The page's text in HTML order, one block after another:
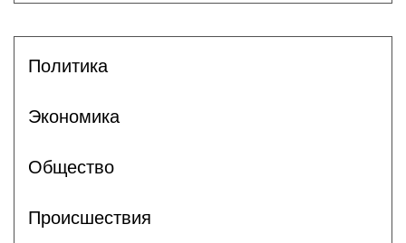
Политика
Экономика
Общество
Происшествия